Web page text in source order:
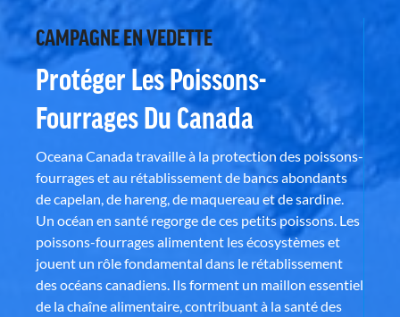
CAMPAGNE EN VEDETTE
Protéger Les Poissons-
Fourrages Du Canada
Oceana Canada travaille à la protection des poissons-
fourrages et au rétablissement de bancs abondants
de capelan, de hareng, de maquereau et de sardine.
Un océan en santé regorge de ces petits poissons. Les
poissons-fourrages alimentent les écosystèmes et
jouent un rôle fondamental dans le rétablissement
des océans canadiens. Ils forment un maillon essentiel
de la chaîne alimentaire, contribuant à la santé des